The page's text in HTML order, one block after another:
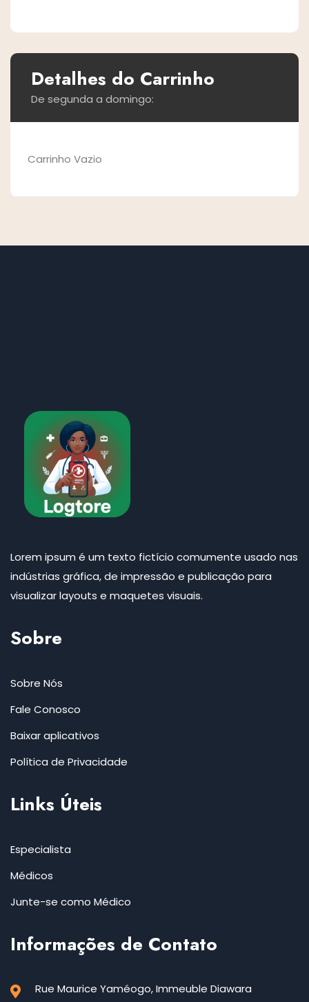
Detalhes do Carrinho
De segunda a domingo:
Carrinho Vazio
Lorem ipsum é um texto fictício comumente usado nas
indústrias gráfica, de impressão e publicação para
visualizar layouts e maquetes visuais.
Sobre
Sobre Nós
Fale Conosco
Baixar aplicativos
Política de Privacidade
Links Úteis
Especialista
Médicos
Junte-se como Médico
Informações de Contato
Rue Maurice Yaméogo, Immeuble Diawara